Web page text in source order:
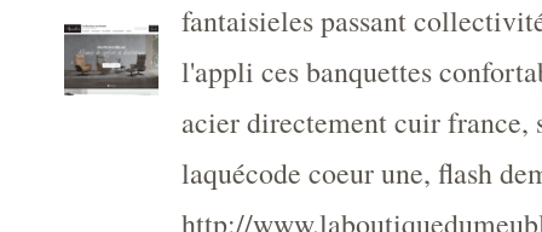
fantaisieles passant
l'appli ces banquettes
acier directement cuir france,
laquécode coeur une, flash
http://